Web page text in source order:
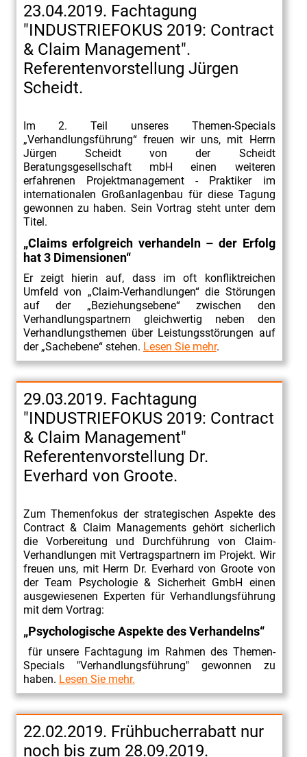
23.04.2019. Fachtagung
"INDUSTRIEFOKUS 2019: Contract
& Claim Management".
Referentenvorstellung Jürgen
Scheidt.
Im 2. Teil unseres Themen-Specials
„Verhandlungsführung“ freuen wir uns, mit Herrn
Jürgen Scheidt von der Scheidt
Beratungsgesellschaft mbH einen weiteren
erfahrenen Projektmanagement - Praktiker im
internationalen Großanlagenbau für diese Tagung
gewonnen zu haben. Sein Vortrag steht unter dem
Titel.
„Claims erfolgreich verhandeln – der Erfolg
hat 3 Dimensionen“
Er zeigt hierin auf, dass im oft konfliktreichen
Umfeld von „Claim-Verhandlungen“ die Störungen
auf der „Beziehungsebene“ zwischen den
Verhandlungspartnern gleichwertig neben den
Verhandlungsthemen über Leistungsstörungen auf
der „Sachebene“ stehen. Lesen Sie mehr.
29.03.2019. Fachtagung
"INDUSTRIEFOKUS 2019: Contract
& Claim Management"
Referentenvorstellung Dr.
Everhard von Groote.
Zum Themenfokus der strategischen Aspekte des
Contract & Claim Managements gehört sicherlich
die Vorbereitung und Durchführung von Claim-
Verhandlungen mit Vertragspartnern im Projekt. Wir
freuen uns, mit Herrn Dr. Everhard von Groote von
der Team Psychologie & Sicherheit GmbH einen
ausgewiesenen Experten für Verhandlungsführung
mit dem Vortrag:
„Psychologische Aspekte des Verhandelns“
für unsere Fachtagung im Rahmen des Themen-
Specials "Verhandlungsführung" gewonnen zu
haben. Lesen Sie mehr.
22.02.2019. Frühbucherrabatt nur
noch bis zum 28.09.2019.